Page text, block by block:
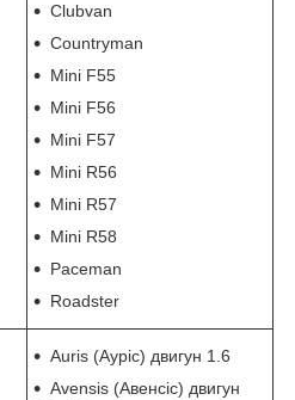
Clubvan
Countryman
Mini F55
Mini F56
Mini F57
Mini R56
Mini R57
Mini R58
Paceman
Roadster
Auris (Ауріс) двигун 1.6
Avensis (Авенсіс) двигун